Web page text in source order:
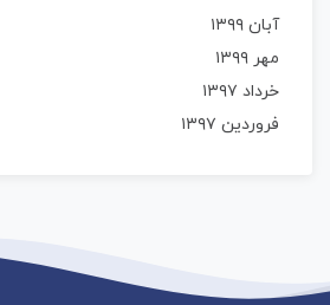
آبان ۱۳۹۹
مهر ۱۳۹۹
خرداد ۱۳۹۷
فروردین ۱۳۹۷